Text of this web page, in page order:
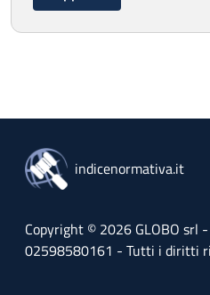
indicenormativa.it
Copyright © 2026 GLOBO srl -
02598580161 - Tutti i diritti